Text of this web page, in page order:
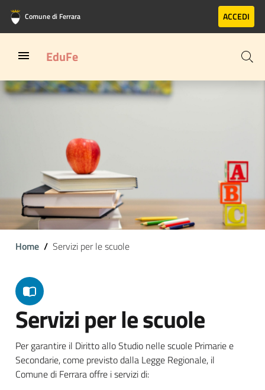
Vai al contenuto principale
Vai al footer
Comune di Ferrara ACCEDI
EduFe
Home Servizi per le scuole
Servizi per le scuole
Per garantire il Diritto allo Studio nelle scuole Primarie e
Secondarie, come previsto dalla Legge Regionale, il
Comune di Ferrara offre i servizi di: